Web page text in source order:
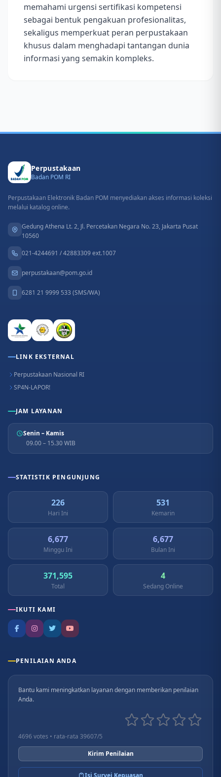
memahami urgensi sertifikasi kompetensi
sebagai bentuk pengakuan profesionalitas,
sekaligus memperkuat peran perpustakaan
khusus dalam menghadapi tantangan dunia
informasi yang semakin kompleks.
Perpustakaan
Badan POM RI
Perpustakaan Elektronik Badan POM menyediakan akses informasi koleksi
melalui katalog online.
Gedung Athena Lt. 2, Jl. Percetakan Negara No. 23, Jakarta Pusat
10560
021-4244691 / 42883309 ext.1007
perpustakaan@pom.go.id
6281 21 9999 533 (SMS/WA)
LINK EKSTERNAL
Perpustakaan Nasional RI
SP4N-LAPOR!
JAM LAYANAN
Senin – Kamis
09.00 – 15.30 WIB
STATISTIK PENGUNJUNG
226
Hari Ini
531
Kemarin
6,677
Minggu Ini
6,677
Bulan Ini
371,595
Total
4
Sedang Online
IKUTI KAMI
PENILAIAN ANDA
Bantu kami meningkatkan layanan dengan memberikan penilaian
Anda.
4696 votes • rata-rata 39607/5
Kirim Penilaian
Isi Survei Kepuasan